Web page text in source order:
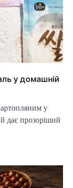
у домашній
у
дає прозоріший